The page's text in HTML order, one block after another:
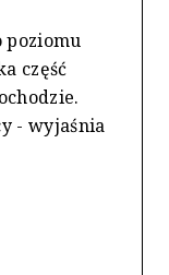
poziomu
część
- wyjaśnia